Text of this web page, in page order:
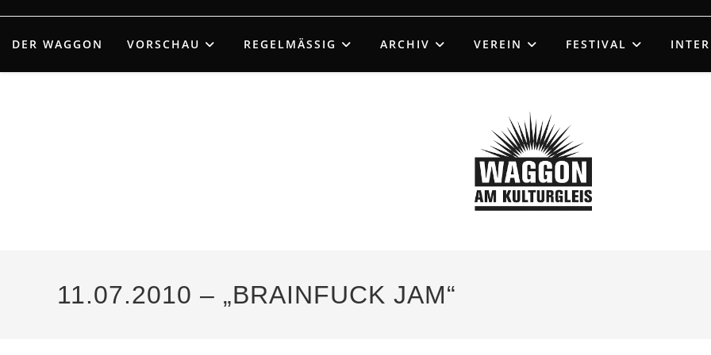
springen
DER WAGGON VORSCHAU REGELMÄSSIG ARCHIV VEREIN FESTIVAL
11.07.2010 – „BRAINFUCK JAM“